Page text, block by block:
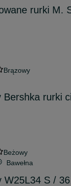
rurki M.
Brązowy
Bershka rurki
Beżowy
Bawełna
W25L34 S /